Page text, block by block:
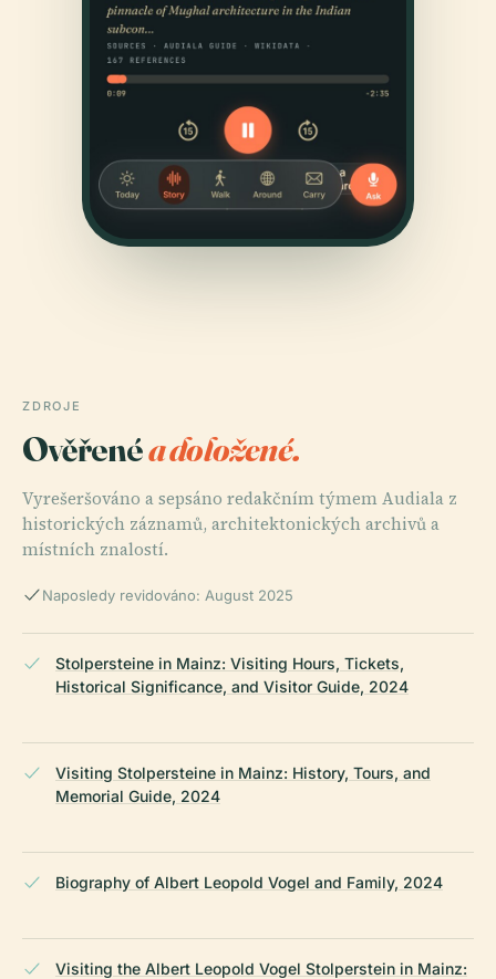
ZDROJE
Ověřenéa doložené.
Vyrešeršováno a sepsáno redakčním týmem Audiala z
historických záznamů, architektonických archivů a
místních znalostí.
Naposledy revidováno: August 2025
Stolpersteine in Mainz: Visiting Hours, Tickets,
Historical Significance, and Visitor Guide, 2024
Visiting Stolpersteine in Mainz: History, Tours, and
Memorial Guide, 2024
Biography of Albert Leopold Vogel and Family, 2024
Visiting the Albert Leopold Vogel Stolperstein in Mainz: